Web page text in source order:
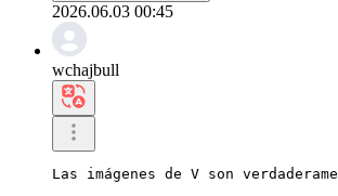
2026.06.03 00:45
wchajbull
Las imágenes de V son